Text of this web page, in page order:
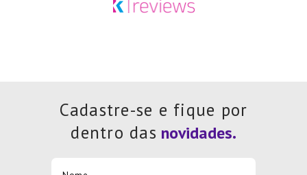
Cadastre-se e fique por
dentro das